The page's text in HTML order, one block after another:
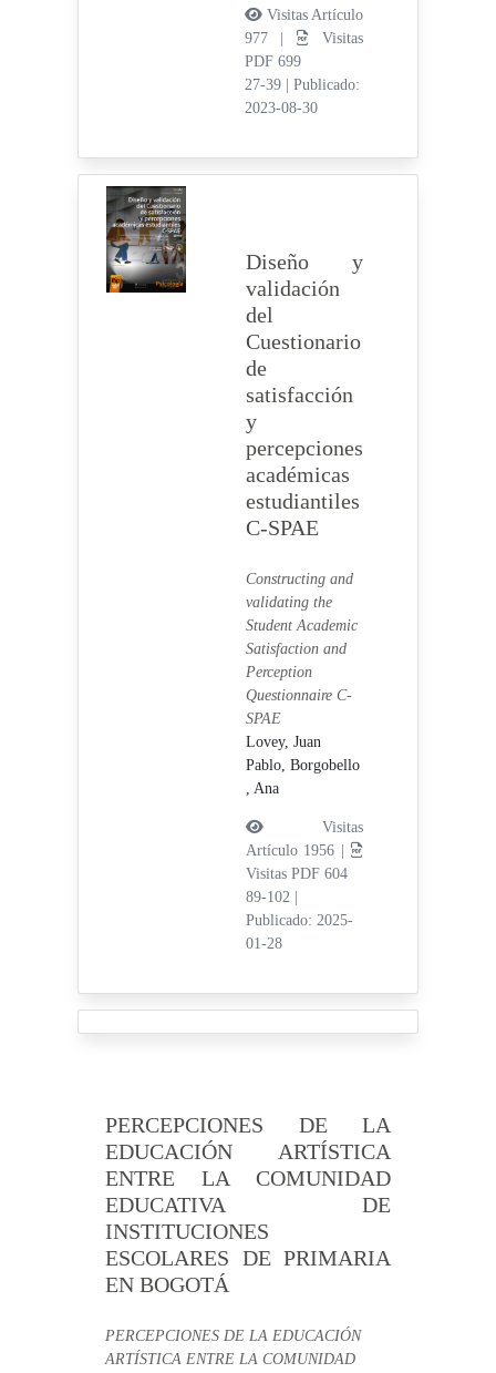
Visitas Artículo
977 |
Visitas
PDF 699
27-39
Publicado:
2023-08-30
Diseño y
validación
del
Cuestionario
de
satisfacción
y
percepciones
académicas
estudiantiles
C-SPAE
Constructing and
validating the
Student Academic
Satisfaction and
Perception
Questionnaire C-
SPAE
Lovey, Juan
Pablo, Borgobello
, Ana
Visitas
Artículo 1956 |
Visitas PDF 604
89-102
Publicado: 2025-
01-28
PERCEPCIONES DE LA
EDUCACIÓN ARTÍSTICA
ENTRE LA COMUNIDAD
EDUCATIVA DE
INSTITUCIONES
ESCOLARES DE PRIMARIA
EN BOGOTÁ
PERCEPCIONES DE LA EDUCACIÓN
ARTÍSTICA ENTRE LA COMUNIDAD